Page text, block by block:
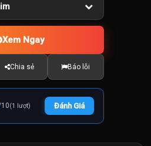
Xem Ngay
Chia sẻ Báo lỗi
10(1 lượt) Đánh Giá